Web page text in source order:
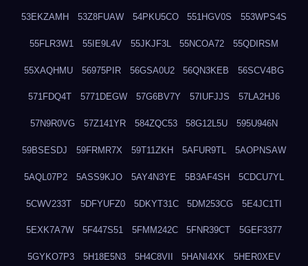
53EKZAMH 53Z8FUAW 54PKU5CO 551HGV0S 553WPS4S
55FLR3W1 55IE9L4V 55JKJF3L 55NCOA72 55QDIRSM
55XAQHMU 56975PIR 56GSA0U2 56QN3KEB 56SCV4BG
571FDQ4T 5771DEGW 57G6BV7Y 57IUFJJS 57LA2HJ6
57N9R0VG 57Z141YR 584ZQC53 58G12L5U 595U946N
59BSESDJ 59FRMR7X 59T11ZKH 5AFUR9TL 5AOPNSAW
5AQL07P2 5ASS9KJO 5AY4N3YE 5B3AF4SH 5CDCU7YL
5CWV233T 5DFYUFZ0 5DKYT31C 5DM253CG 5E4JC1TI
5EXK7A7W 5F447S51 5FMM242C 5FNR39CT 5GEF3377
5GYKO7P3 5H18E5N3 5H4C8VII 5HANI4XK 5HER0XEV